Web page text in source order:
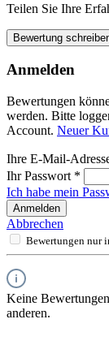
Teilen Sie Ihre
Bewertung
Anmelden
Bewertungen
werden. Bitte
Account. Neuer
Ihre E-Mail-
Ihr Passwort *
Ich habe mein
Anmelden
Abbrechen
Bewertungen nur
Keine
anderen.